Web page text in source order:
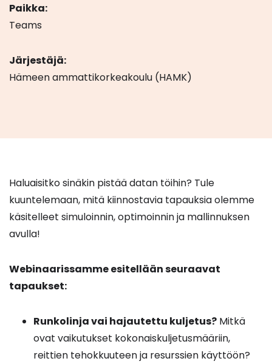
Paikka:
Teams
Järjestäjä:
Hämeen ammattikorkeakoulu (HAMK)
Haluaisitko sinäkin pistää datan töihin? Tule
kuuntelemaan, mitä kiinnostavia tapauksia olemme
käsitelleet simuloinnin, optimoinnin ja mallinnuksen
avulla!
Webinaarissamme esitellään seuraavat
tapaukset:
Runkolinja vai hajautettu kuljetus? Mitkä
ovat vaikutukset kokonaiskuljetusmääriin,
reittien tehokkuuteen ja resurssien käyttöön?